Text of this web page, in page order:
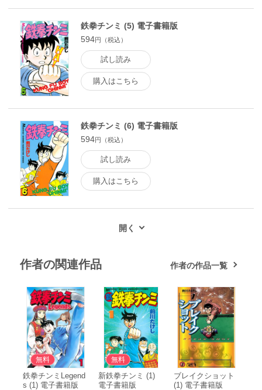
鉄拳チンミ (5) 電子書籍版
594円（税込）
試し読み
購入はこちら
鉄拳チンミ (6) 電子書籍版
594円（税込）
試し読み
購入はこちら
作者の関連作品 作者の作品一覧
無料
鉄拳チンミLegend
s (1) 電子書籍版
無料
新鉄拳チンミ (1)
電子書籍版
ブレイクショット
(1) 電子書籍版